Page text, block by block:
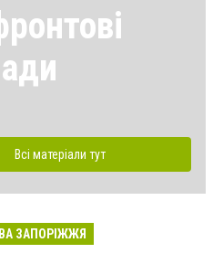
Всі матеріали тут
ЗАПОРІЖЖЯ